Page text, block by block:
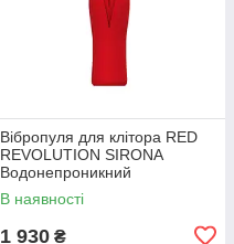
Вібропуля для клітора RED
REVOLUTION SIRONA
Водонепроникний
В наявності
1 930 ₴